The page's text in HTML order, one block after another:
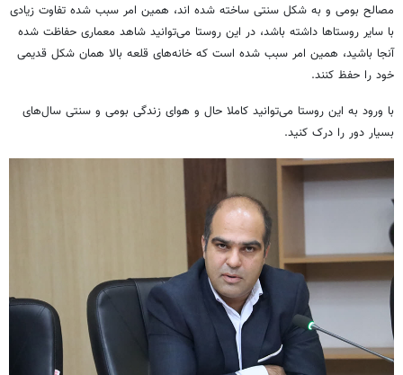
مصالح بومی و به شکل سنتی ساخته شده اند، همین امر سبب شده تفاوت زیادی
با سایر روستاها داشته باشد، در این روستا می‌توانید شاهد معماری حفاظت شده
آنجا باشید، همین امر سبب شده است که خانه‌های قلعه بالا همان شکل قدیمی
خود را حفظ کنند.
با ورود به این روستا می‌توانید کاملا حال و هوای زندگی بومی و سنتی سال‌های
بسیار دور را درک کنید.